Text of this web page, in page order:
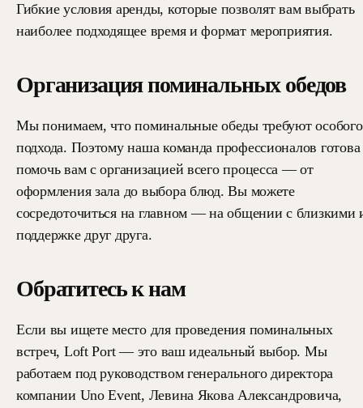
Гибкие условия аренды, которые позволят вам выбрать
наиболее подходящее время и формат мероприятия.
Организация поминальных обедов
Мы понимаем, что поминальные обеды требуют особого
подхода. Поэтому наша команда профессионалов готова
помочь вам с организацией всего процесса — от
оформления зала до выбора блюд. Вы можете
сосредоточиться на главном — на общении с близкими
поддержке друг друга.
Обратитесь к нам
Если вы ищете место для проведения поминальных
встреч, Loft Port — это ваш идеальный выбор. Мы
работаем под руководством генерального директора
компании Uno Event, Левина Якова Александровича,